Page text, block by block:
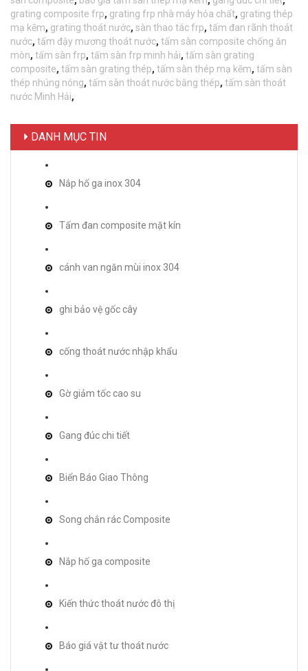
grating composite frp, grating frp nhà máy hóa chất, grating thép
mạ kẽm, grating thoát nước, sàn thao tác frp, tấm đan rãnh thoát
nước, tấm đậy mương thoát nước, tấm sàn composite chống ăn
mòn, tấm sàn frp, tấm sàn frp minh hải, tấm sàn grating
composite, tấm sàn grating thép, tấm sàn thép mạ kẽm, tấm sàn
thép nhúng nóng, tấm sàn thoát nước bằng thép, tấm sàn thoát
nước Minh Hải,
DANH MỤC TIN
Nắp hố ga inox 304
Tấm đan composite mặt kín
cánh van ngăn mùi inox 304
ghi bảo vệ gốc cây
cống thoát nước nhập khẩu
Gờ giảm tốc cao su
Gang đúc chi tiết
Biển Báo Giao Thông
Song chắn rác Composite
Nắp hố ga composite
Kiến thức thoát nước đô thị
Báo giá vật tư thoát nước